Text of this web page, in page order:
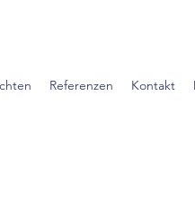
Referenzen Kontakt